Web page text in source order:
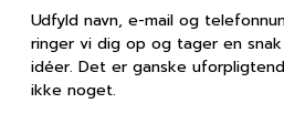
Udfyld navn, e-mail og
ringer vi dig op og tager en
idéer. Det er ganske
ikke noget.